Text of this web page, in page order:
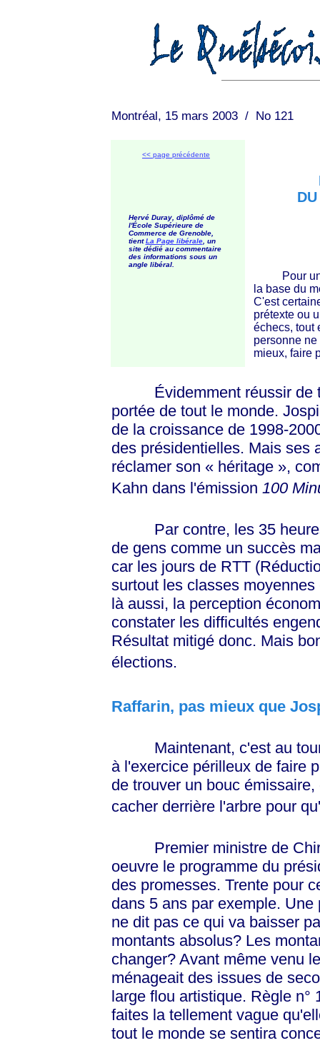
Montréal, 15 mars 2003 / No 121
<< page précédente
Hervé Duray, diplômé de
l'École Supérieure de
Commerce de Grenoble,
tientLa Page libérale, un
site dédié au commentaire
des informations sous un
angle libéral.
Pour un
la base du
C'est
prétexte ou
échecs, tout
personne
mieux, faire
Évidemment réussir de
portée de tout le monde.
de la croissance de 1998-
des présidentielles. Mais ses
réclamer son « héritage »,
Kahn dans l'émission 100
Par contre, les 35 heures
de gens comme un succès
car les jours de RTT
surtout les classes
là aussi, la perception
constater les difficultés
Résultat mitigé donc. Mais
élections.
Raffarin, pas mieux que
Maintenant, c'est au tour
à l'exercice périlleux de faire
de trouver un bouc
cacher derrière l'arbre pour
Premier ministre de
oeuvre le programme du
des promesses. Trente pour
dans 5 ans par exemple.
ne dit pas ce qui va baisser
montants absolus? Les
changer? Avant même venu
ménageait des issues de
large flou artistique. Règle n°
faites la tellement vague
tout le monde se sentira